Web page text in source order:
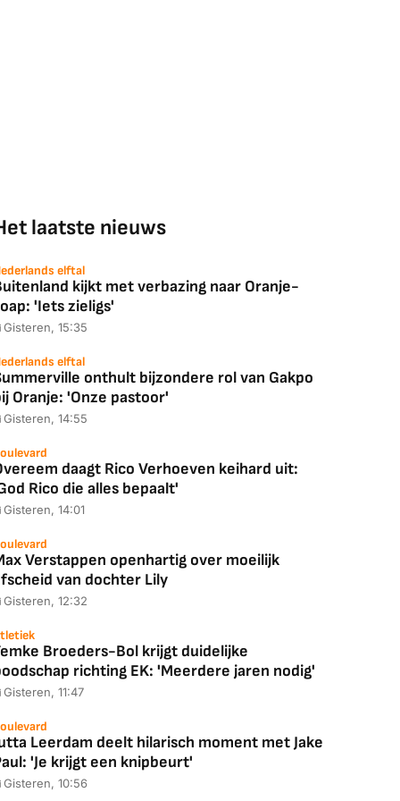
laatste nieuws
elftal
kijkt met verbazing naar Oranje-
'Iets zieligs'
Gisteren, 15:35
elftal
onthult bijzondere rol van Gakpo
Oranje: 'Onze pastoor'
Gisteren, 14:55
daagt Rico Verhoeven keihard uit:
Rico die alles bepaalt'
Gisteren, 14:01
Verstappen openhartig over moeilijk
van dochter Lily
Gisteren, 12:32
Broeders-Bol krijgt duidelijke
richting EK: 'Meerdere jaren nodig'
Gisteren, 11:47
Leerdam deelt hilarisch moment met Jake
'Je krijgt een knipbeurt'
Gisteren, 10:56